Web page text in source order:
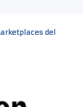
del